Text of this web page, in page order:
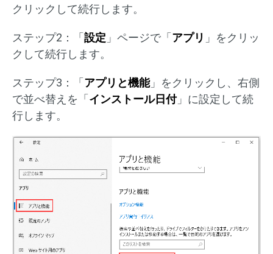
クリックして続行します。
ステップ2：「 設定 」ページで「 アプリ 」をクリッ
クして続行します。
ステップ3：「 アプリと機能」をクリックし、右側
で並べ替えを「 インストール日付」に設定して続
行します。